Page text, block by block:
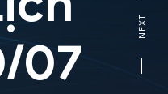
07
NEXT